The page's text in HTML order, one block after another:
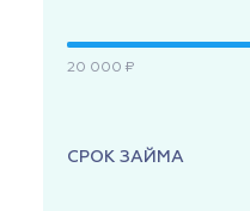
20 000 ₽
СРОК ЗАЙМА